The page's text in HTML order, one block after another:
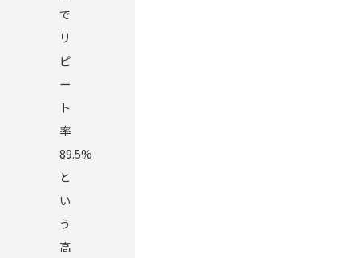
で
リ
ピ
ー
ト
率
89.5%
と
い
う
高